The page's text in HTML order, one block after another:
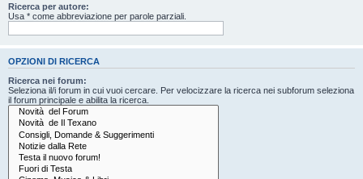
Ricerca per autore:
Usa * come abbreviazione per parole parziali.
OPZIONI DI RICERCA
Ricerca nei forum:
Seleziona il/i forum in cui vuoi cercare. Per velocizzare la ricerca nei subforum seleziona
il forum principale e abilita la ricerca.